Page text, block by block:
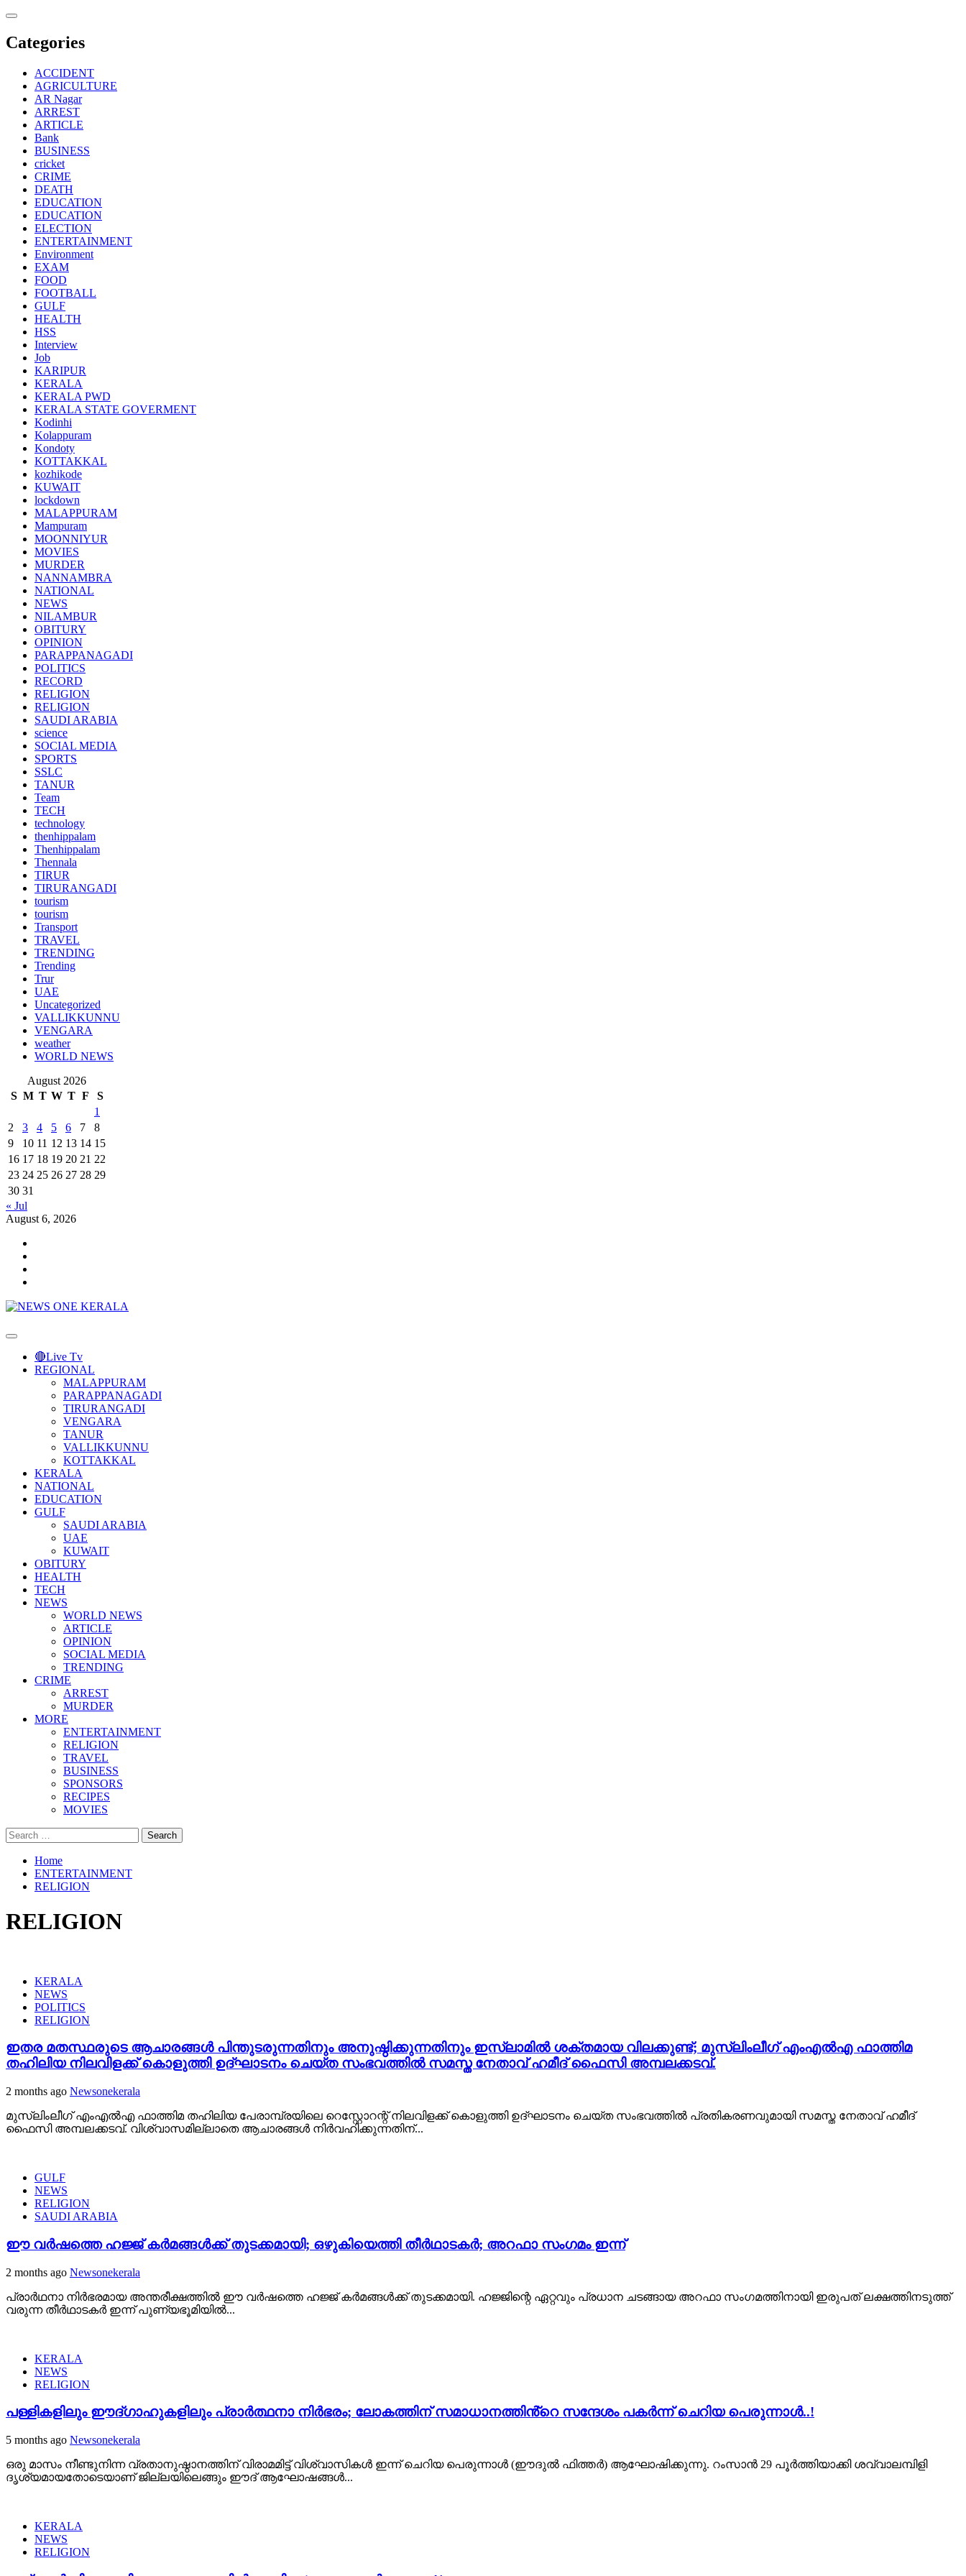
Skip
content
Categories
ACCIDENT
AGRICULTURE
AR Nagar
ARREST
ARTICLE
Bank
BUSINESS
cricket
CRIME
DEATH
EDUCATION
EDUCATION
ELECTION
ENTERTAINMENT
Environment
EXAM
FOOD
FOOTBALL
GULF
HEALTH
HSS
Interview
Job
KARIPUR
KERALA
KERALA PWD
KERALA STATE GOVERMENT
Kodinhi
Kolappuram
Kondoty
KOTTAKKAL
kozhikode
KUWAIT
lockdown
MALAPPURAM
Mampuram
MOONNIYUR
MOVIES
MURDER
NANNAMBRA
NATIONAL
NEWS
NILAMBUR
OBITURY
OPINION
PARAPPANAGADI
POLITICS
RECORD
RELIGION
RELIGION
SAUDI ARABIA
science
SOCIAL MEDIA
SPORTS
SSLC
TANUR
Team
TECH
technology
thenhippalam
Thenhippalam
Thennala
TIRUR
TIRURANGADI
tourism
tourism
Transport
TRAVEL
TRENDING
Trending
Trur
UAE
Uncategorized
VALLIKKUNNU
VENGARA
weather
WORLD NEWS
August 2026
S M T W T F
S
1
2
3 4 5 6 7
8
9
10 11 12 13 14 15
16 17 18 19 20 21 22
23 24 25 26 27 28 29
30 31
« Jul
August 6, 2026
Primary
🔴Live Tv
REGIONAL
MALAPPURAM
PARAPPANAGADI
TIRURANGADI
VENGARA
TANUR
VALLIKKUNNU
KOTTAKKAL
KERALA
NATIONAL
EDUCATION
GULF
SAUDI ARABIA
UAE
KUWAIT
OBITURY
HEALTH
TECH
NEWS
WORLD NEWS
ARTICLE
OPINION
SOCIAL MEDIA
TRENDING
CRIME
ARREST
MURDER
MORE
ENTERTAINMENT
RELIGION
TRAVEL
BUSINESS
SPONSORS
RECIPES
MOVIES
Search
for:
Home
ENTERTAINMENT
RELIGION
RELIGION
KERALA
NEWS
POLITICS
RELIGION
ഇതര മതസ്ഥരുടെ ആചാരങ്ങൾ പിന്തുടരുന്നതിനും അനുഷ്ഠിക്കുന്നതിനും ഇസ്ലാമിൽ ശക്തമായ വിലക്കുണ്ട്; മുസ്ലിംലീഗ് എംഎൽഎ ഫാത്തിമ
തഹിലിയ നിലവിളക്ക് കൊളുത്തി ഉദ്ഘാടനം ചെയ്ത സംഭവത്തിൽ സമസ്ത നേതാവ് ഹമീദ് ഫൈസി അമ്പലക്കടവ്.
2 months ago Newsonekerala
മുസ്ലിംലീഗ് എംഎൽഎ ഫാത്തിമ തഹിലിയ പേരാമ്പ്രയിലെ റെസ്റ്റോറന്റ് നിലവിളക്ക് കൊളുത്തി ഉദ്ഘാടനം ചെയ്ത സംഭവത്തിൽ പ്രതികരണവുമായി സമസ്ത നേതാവ് ഹമീദ്
ഫൈസി അമ്പലക്കടവ്. വിശ്വാസമില്ലാതെ ആചാരങ്ങൾ നിർവഹിക്കുന്നതിന്...
GULF
NEWS
RELIGION
SAUDI ARABIA
ഈ വർഷത്തെ ഹജ്ജ് കർമങ്ങൾക്ക് തുടക്കമായി; ഒഴുകിയെത്തി തീർഥാടകർ; അറഫാ സം​ഗമം ഇന്ന്
2 months ago Newsonekerala
പ്രാർഥനാ നിർഭരമായ അന്തരീക്ഷത്തിൽ ഈ വർഷത്തെ ഹജ്ജ് കർമങ്ങൾക്ക് തുടക്കമായി. ഹജ്ജിന്റെ ഏറ്റവും പ്രധാന ചടങ്ങായ അറഫാ സംഗമത്തിനായി ഇരുപത് ലക്ഷത്തിനടുത്ത്
വരുന്ന തീർഥാടകർ ഇന്ന് പുണ്യഭൂമിയിൽ...
KERALA
NEWS
RELIGION
പള്ളികളിലും ഈദ്ഗാഹുകളിലും പ്രാർത്ഥനാ നിർഭരം; ലോകത്തിന് സമാധാനത്തിൻ്റെ സന്ദേശം പകർന്ന് ചെറിയ പെരുന്നാൾ..!
5 months ago Newsonekerala
ഒരു മാസം നീണ്ടുനിന്ന വ്രതാനുഷ്ഠാനത്തിന് വിരാമമിട്ട് വിശ്വാസികൾ ഇന്ന് ചെറിയ പെരുന്നാൾ (ഈദുൽ ഫിത്തർ) ആഘോഷിക്കുന്നു. റംസാൻ 29 പൂർത്തിയാക്കി ശവ്വാലമ്പിളി
ദൃശ്യമായതോടെയാണ് ജില്ലയിലെങ്ങും ഈദ് ആഘോഷങ്ങൾ...
KERALA
NEWS
RELIGION